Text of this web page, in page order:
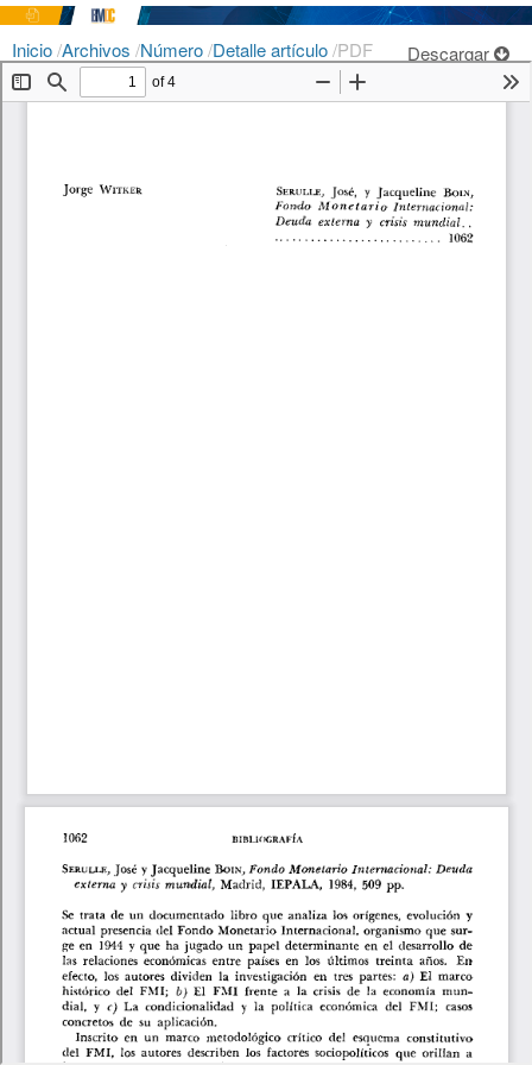
Inicio/Archivos /Número/Detalle artículo/PDF Descargar